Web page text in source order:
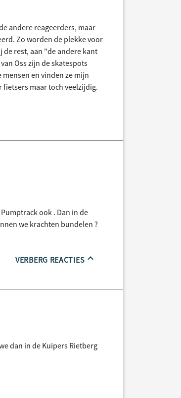
andere reageerders, maar
Zo worden de plekke voor
rest, aan "de andere kant
Oss zijn de skatespots
en vinden ze mijn
maar toch veelzijdig.
ook . Dan in de
we krachten bundelen ?
VERBERG REACTIES
dan in de Kuipers Rietberg